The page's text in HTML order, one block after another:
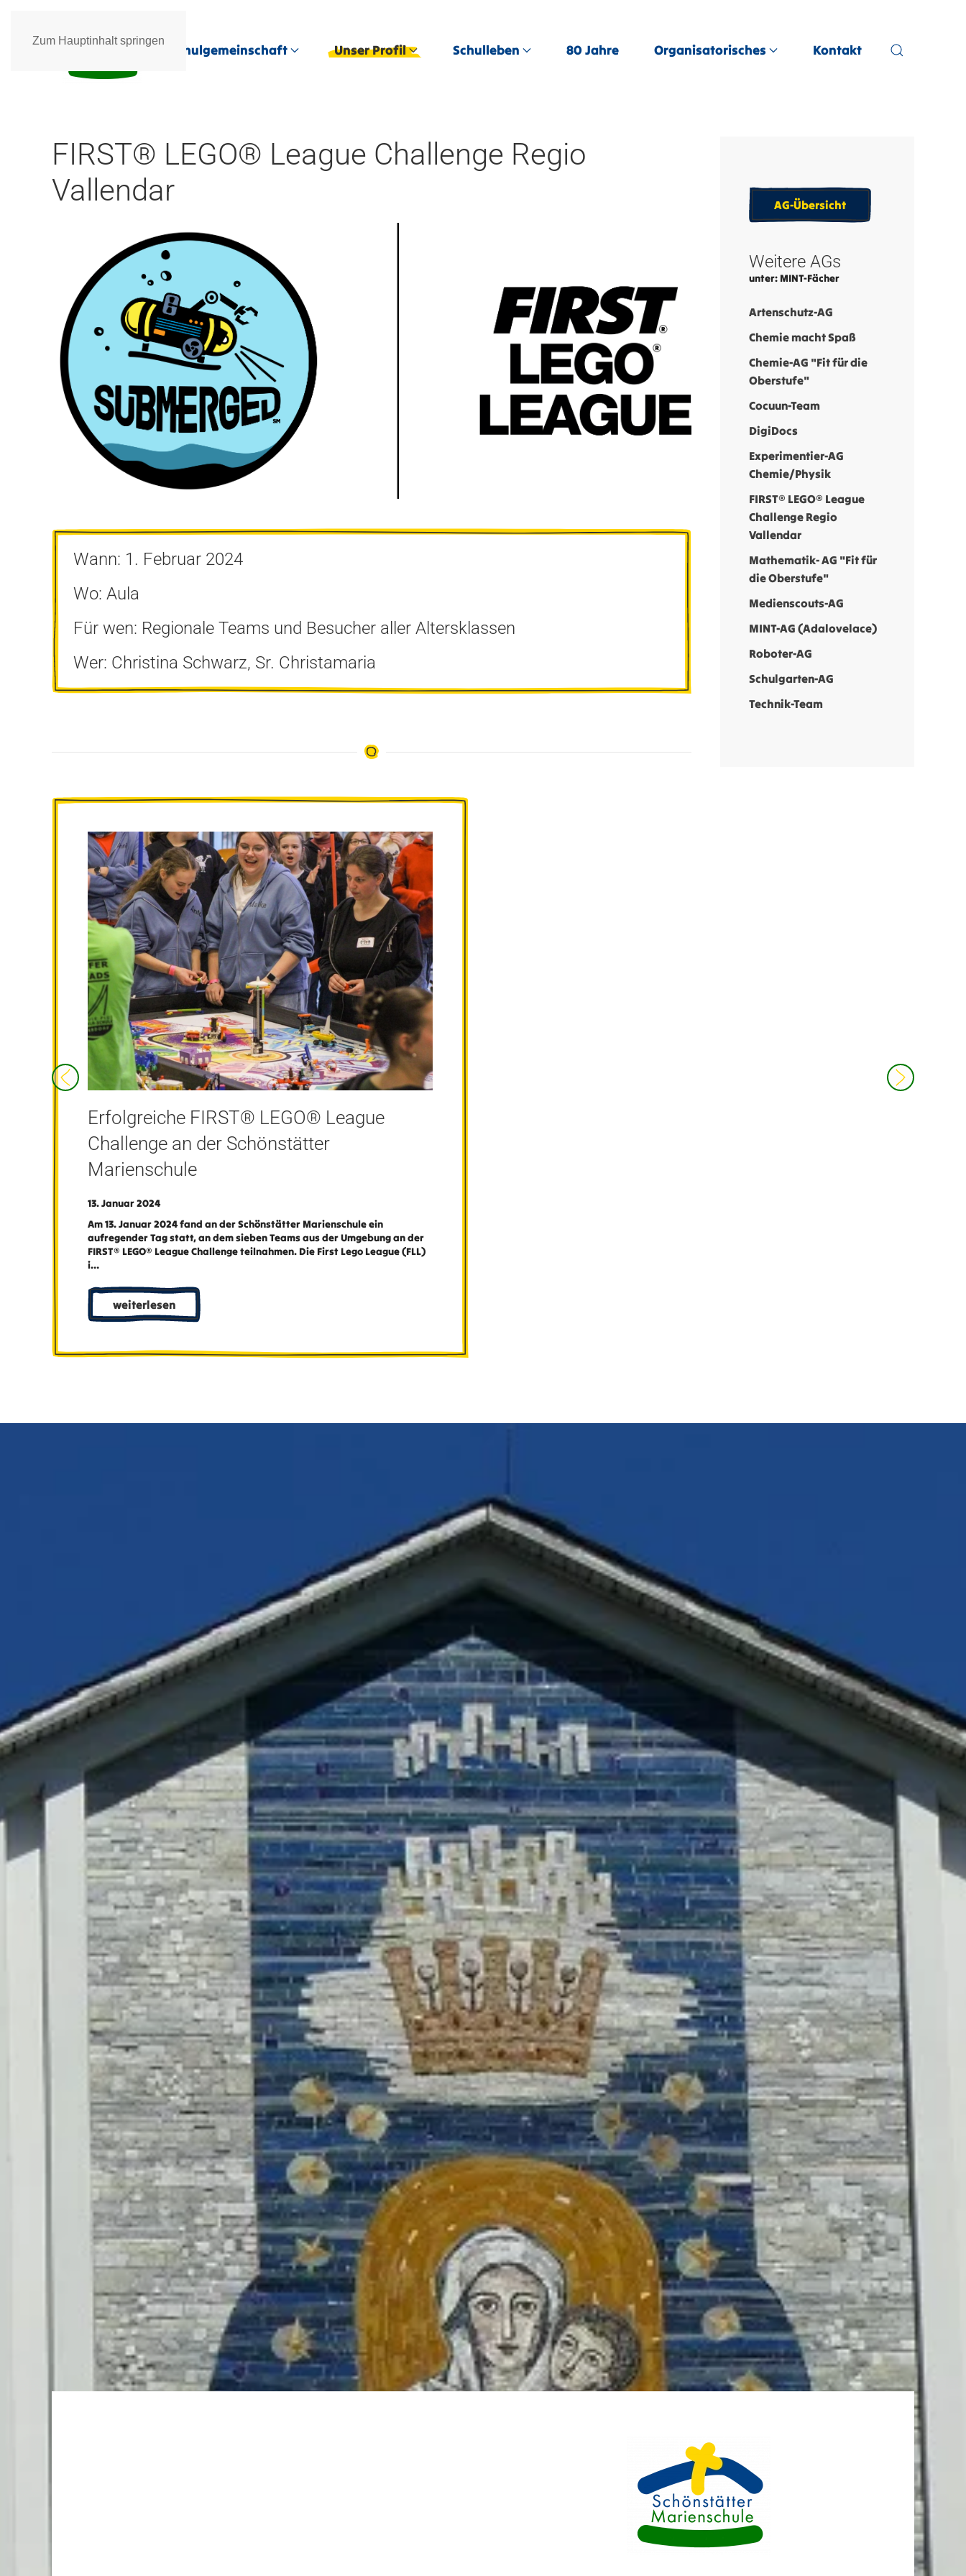
Zum Hauptinhalt springen
Schulgemeinschaft Unser Profil Schulleben 80 Jahre Organisatorisches Kontakt
FIRST® LEGO® League Challenge Regio
Vallendar
Wann: 1. Februar 2024
Wo: Aula
Für wen: Regionale Teams und Besucher aller Altersklassen
Wer: Christina Schwarz, Sr. Christamaria
AG-Übersicht
Weitere AGs
unter: MINT-Fächer
Artenschutz-AG
Chemie macht Spaß
Chemie-AG "Fit für die
Oberstufe"
Cocuun-Team
DigiDocs
Experimentier-AG
Chemie/Physik
FIRST® LEGO® League
Challenge Regio
Vallendar
Mathematik- AG "Fit für
die Oberstufe"
Medienscouts-AG
MINT-AG (Adalovelace)
Roboter-AG
Schulgarten-AG
Technik-Team
Erfolgreiche FIRST® LEGO® League
Challenge an der Schönstätter
Marienschule
13. Januar 2024
Am 13. Januar 2024 fand an der Schönstätter Marienschule ein
aufregender Tag statt, an dem sieben Teams aus der Umgebung an der
FIRST® LEGO® League Challenge teilnahmen. Die First Lego League (FLL)
i…
weiterlesen